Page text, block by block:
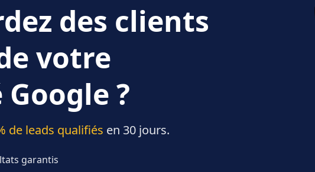
des clients
votre
?
de leads qualifiés en 30 jours.
garantis